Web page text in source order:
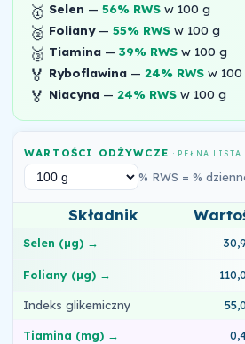
🥇 Selen — 56% RWSw 100 g
🥈 Foliany— 55% RWSw 100 g
🥉 Tiamina— 39% RWSw 100 g
🏅 Ryboflawina— 24% RWSw 100
🏅 Niacyna— 24% RWSw 100 g
WARTOŚCI ODŻYWCZE· PEŁNA LISTA
% RWS = %
Składnik
Selen (µg) → 30,9
Foliany (µg) → 110,0
Indeks glikemiczny 55,0
Tiamina (mg) →